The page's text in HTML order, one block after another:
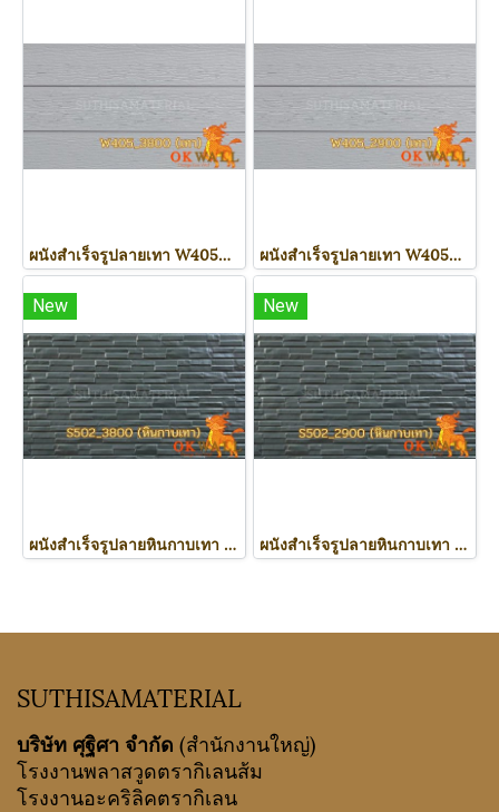
ผนังสำเร็จรูปลายเทา W405_3800 ผนังสำเร็จรูปลายเทา W405_2900
New
ผนังสำเร็จรูปลายหินกาบเทา S502_3800
New
ผนังสำเร็จรูปลายหินกาบเทา S502_2900
SUTHISAMATERIAL
บริษัท ศุฐิศา จำกัด (สำนักงานใหญ่)
โรงงานพลาสวูดตรากิเลนส้ม
โรงงานอะคริลิคตรากิเลน